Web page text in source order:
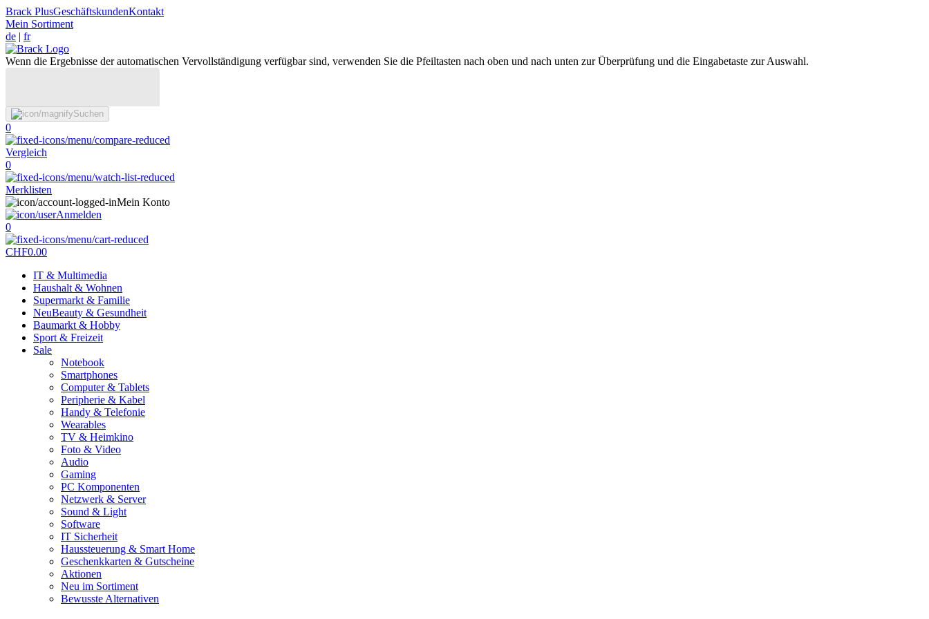
Brack PlusGeschäftskundenKontakt
Mein Sortiment
de | fr
Wenn die Ergebnisse der automatischen Vervollständigung verfügbar sind, verwenden Sie die Pfeiltasten nach oben und nach unten zur Überprüfung und die Eingabetaste zur Auswahl.
Suchen
0
Vergleich
0
Merklisten
Mein Konto
Anmelden
0
CHF0.00
IT & Multimedia
Haushalt & Wohnen
Supermarkt & Familie
NeuBeauty & Gesundheit
Baumarkt & Hobby
Sport & Freizeit
Sale
Notebook
Smartphones
Computer & Tablets
Peripherie & Kabel
Handy & Telefonie
Wearables
TV & Heimkino
Foto & Video
Audio
Gaming
PC Komponenten
Netzwerk & Server
Sound & Light
Software
IT Sicherheit
Haussteuerung & Smart Home
Geschenkkarten & Gutscheine
Aktionen
Neu im Sortiment
Bewusste Alternativen